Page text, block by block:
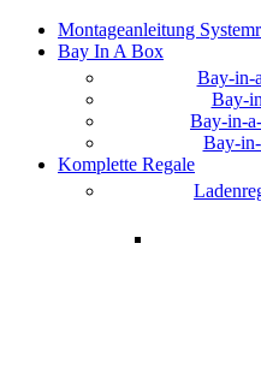
Montageanleitung
Bay In A Box
Bay-in-
Bay-
Bay-in-
Bay-
Komplette Regale